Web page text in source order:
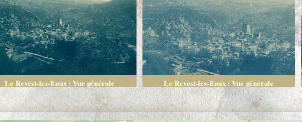
Le Revest-les-Eaux : Vue générale Le Revest-les-Eaux : Vue générale